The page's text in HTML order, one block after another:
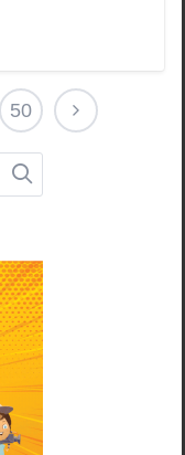
50